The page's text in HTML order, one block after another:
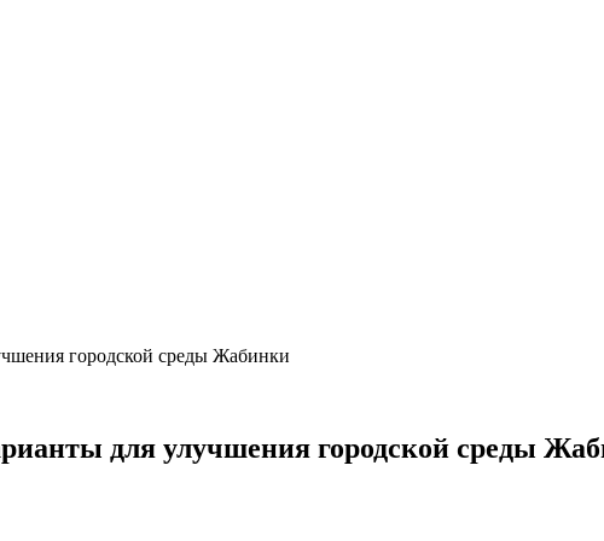
городской среды Жабинки
для улучшения городской среды